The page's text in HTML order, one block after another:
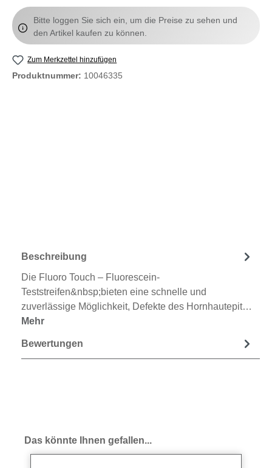
Bitte loggen Sie sich ein, um die Preise zu sehen und
den Artikel kaufen zu können.
Zum Merkzettel hinzufügen
Produktnummer: 10046335
Beschreibung
Die Fluoro Touch – Fluorescein-
Teststreifen&nbsp;bieten eine schnelle und
zuverlässige Möglichkeit, Defekte des Hornhautepit…
Mehr
Bewertungen
Produktgalerie überspringen
Das könnte Ihnen gefallen...